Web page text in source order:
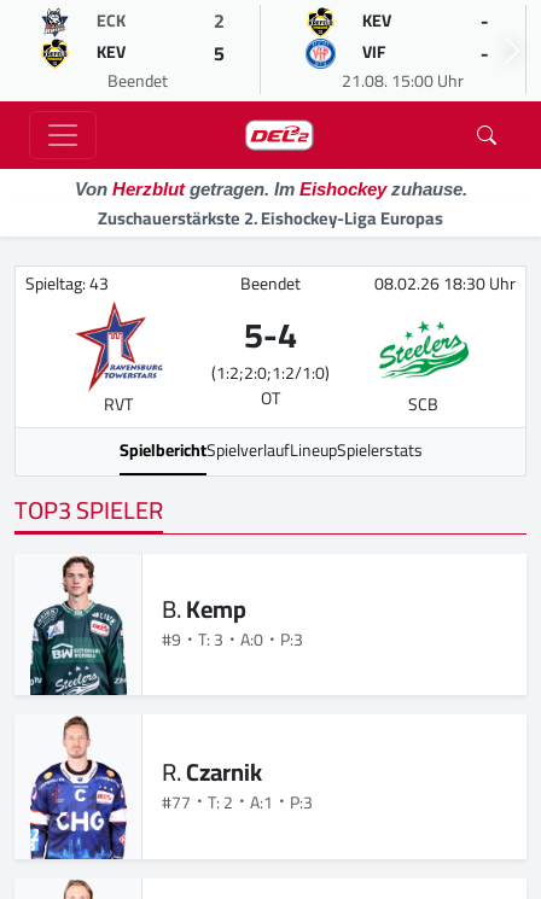
ECK 2
KEV 5
Beendet
KEV -
VIF -
21.08. 15:00 Uhr
Von Herzblutgetragen. Im Eishockeyzuhause.
Zuschauerstärkste 2. Eishockey-Liga Europas
Spieltag: 43 Beendet 08.02.26 18:30 Uhr
RVT
5-4
(1:2;2:0;1:2/1:0)
OT
SCB
SpielberichtSpielverlaufLineupSpielerstats
TOP3 SPIELER
B.Kemp
#9 T: 3 A:0 P:3
R.Czarnik
#77 T: 2 A:1 P:3